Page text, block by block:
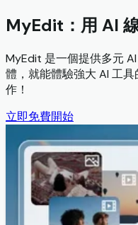
MyEdit：用 AI
MyEdit 是一個提供多元
體，就能體驗強大 AI 工
作！
立即免費開始